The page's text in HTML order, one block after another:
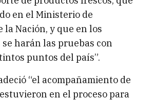
en el Ministerio de
Nación, y que en los
harán las pruebas con
puntos del país”.
“el acompañamiento de
en el proceso para